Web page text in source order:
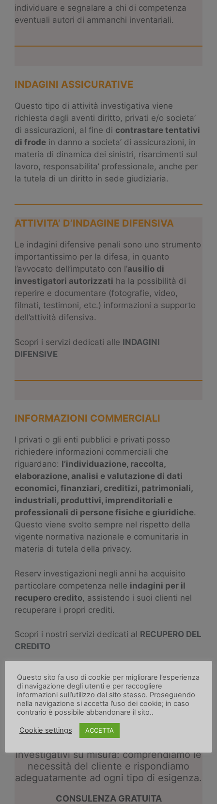
individuare e segnalare a chi di competenza
eventuali autori di ammanchi inventariali.
INDAGINI ASSICURATIVE
Questo tipo di attività investigativa viene
richiesta dagli aventi diritto, privati e/o societa’
di assicurazioni, al fine di contrastare tentativi
di frode in danno a societa’ di assicurazioni, in
materia di dinamica dei sinistri, risarcimenti sul
lavoro, responsabilita’ professionale, anche per
la tutela di un diritto in sede giudiziaria.
ATTIVITA’ D’INDAGINE DIFENSIVA
Le indagini difensive penali sono uno strumento
importantissimo per la difesa, in quanto
l’avvocato dell’imputato con l’ausilio di
investigatori autorizzati ha la possibilità di
reperire e documentare (fotografie, video,
filmati, testimoni, etc.) informazioni a supporto
dell’attività difensiva.
Scopri i servizi dedicati alle INDAGINI
DIFENSIVE
INFORMAZIONI COMMERCIALI
I privati o gli enti pubblici e privati posso
richiedere informazioni commerciali che
riguardano: l’individuazione, raccolta,
elaborazione, analisi e valutazione di dati
economici, finanziari, creditizi, patrimoniali,
industriali, produttivi, imprenditoriali e
professionali di persone fisiche e giuridiche.
Questo viene svolto sempre nel rispetto della
vigente normativa nazionale e comunitaria in
materia di tutela della privacy.
Reserv investigazioni negli anni ha acquisito
particolare competenza nelle indagini per il
recupero credito, assistendo i suoi clienti nel
recuperare i propri crediti.
Scopri i nostri servizi dedicati al RECUPERO DEL
CREDITO
Investigatore privato Milano|Como
investigativi su misura: comprendiamo le
necessità del cliente e rispondiamo
adeguatamente ad ogni tipo di esigenza.
CONSULENZA GRATUITA
Questo sito fa uso di cookie per migliorare l’esperienza
di navigazione degli utenti e per raccogliere
informazioni sull’utilizzo del sito stesso. Proseguendo
nella navigazione si accetta l’uso dei cookie; in caso
contrario è possibile abbandonare il sito..
Cookie settings ACCETTA